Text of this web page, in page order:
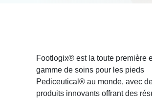
Footlogix® est la toute première
gamme de soins pour les pieds
Pediceutical® au monde, avec
produits innovants offrant des